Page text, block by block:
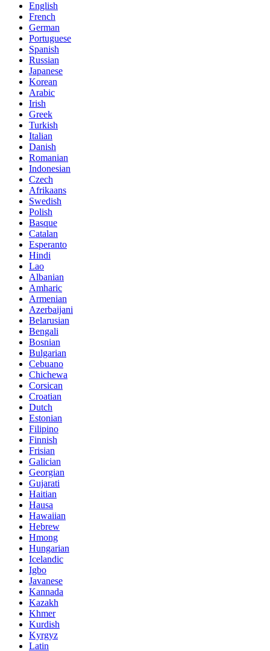
English
French
German
Portuguese
Spanish
Russian
Japanese
Korean
Arabic
Irish
Greek
Turkish
Italian
Danish
Romanian
Indonesian
Czech
Afrikaans
Swedish
Polish
Basque
Catalan
Esperanto
Hindi
Lao
Albanian
Amharic
Armenian
Azerbaijani
Belarusian
Bengali
Bosnian
Bulgarian
Cebuano
Chichewa
Corsican
Croatian
Dutch
Estonian
Filipino
Finnish
Frisian
Galician
Georgian
Gujarati
Haitian
Hausa
Hawaiian
Hebrew
Hmong
Hungarian
Icelandic
Igbo
Javanese
Kannada
Kazakh
Khmer
Kurdish
Kyrgyz
Latin